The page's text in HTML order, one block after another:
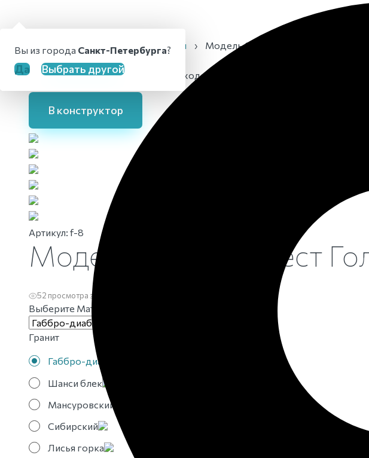
Каталог Памятники › Модель Фрез-8 Крест Голгофа
Для заданного материала нет подходящего изображения. Вы можете
В конструктор
Артикул: f-8
Модель Фрез-8 Крест
52 просмотра за месяц
Выберите Материал
Гранит
Габбро-диабаз
Шанси блек
Мансуровский
Сибирский
Лисья горка
Вы из города Санкт-Петербурга?
Да Выбрать другой